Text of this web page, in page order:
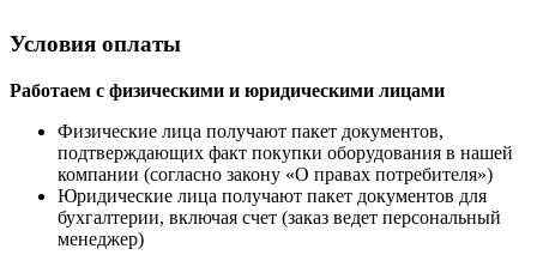
Условия оплаты
Работаем с физическими и юридическими лицами
Физические лица получают пакет документов,
подтверждающих факт покупки оборудования в нашей
компании (согласно закону «О правах потребителя»)
Юридические лица получают пакет документов для
бухгалтерии, включая счет (заказ ведет персональный
менеджер)